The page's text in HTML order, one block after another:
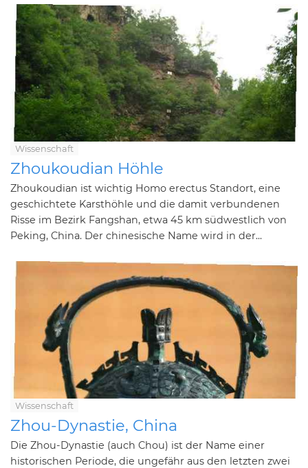
Wissenschaft
Zhoukoudian Höhle
Zhoukoudian ist wichtig Homo erectus Standort, eine
geschichtete Karsthöhle und die damit verbundenen
Risse im Bezirk Fangshan, etwa 45 km südwestlich von
Peking, China. Der chinesische Name wird in der...
Wissenschaft
Zhou-Dynastie, China
Die Zhou-Dynastie (auch Chou) ist der Name einer
historischen Periode, die ungefähr aus den letzten zwei